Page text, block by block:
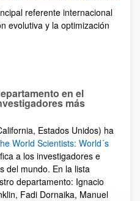
referente internacional
evolutiva y la optimización
en el
más
Estados Unidos) ha
World Scientists: World´s
a los investigadores e
del mundo. En la lista
departamento: Ignacio
Fadi Dornaika, Manuel